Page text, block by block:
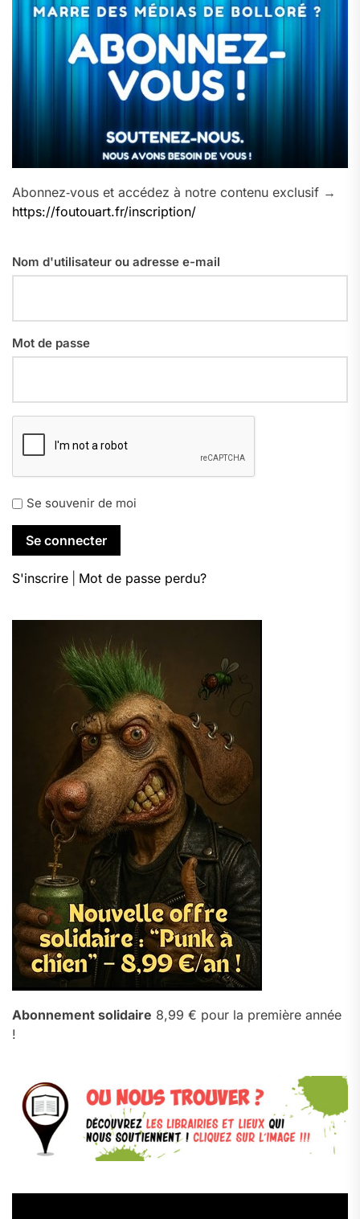
Abonnez‑vous et accédez à notre contenu exclusif →
https://foutouart.fr/inscription/
Nom d'utilisateur ou adresse e-mail
Mot de passe
Se souvenir de moi
S'inscrire Mot de passe perdu?
Abonnement solidaire 8,99 € pour la première année
!